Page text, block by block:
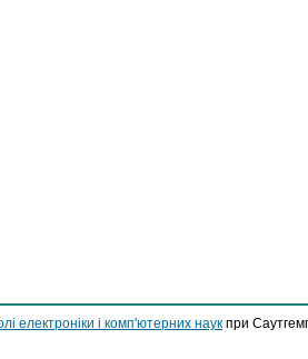
електроніки і комп'ютерних наук при